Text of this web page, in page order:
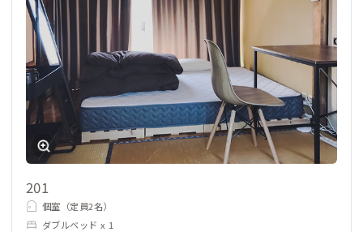
201
個室（定員2名）
ダブルベッド x 1